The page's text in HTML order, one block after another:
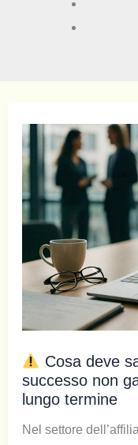
Cosa deve
successo non
lungo termine
Nel settore